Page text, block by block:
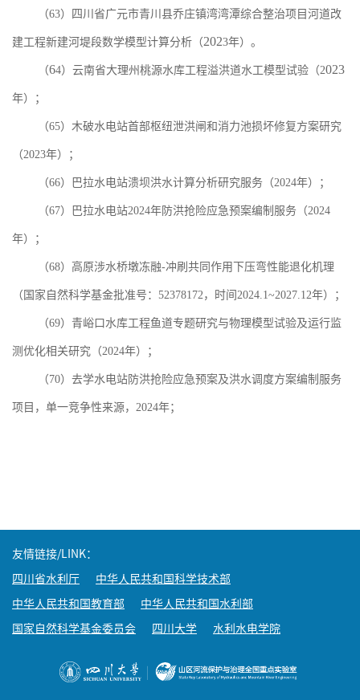
（63） 四川省广元市青川县乔庄镇湾湾潭综合整治项目河道改
建工程新建河堤段数学模型计算分析 （2023年）。
（64）云南省大理州桃源水库工程溢洪道水工模型试验（2023
年） ；
（65）木破水电站首部枢纽泄洪闸和消力池损坏修复方案研究
（2023年）；
（66）巴拉水电站溃坝洪水计算分析研究服务（2024年）；
（67）巴拉水电站2024年防洪抢险应急预案编制服务（2024
年）；
（68） 高原涉水桥墩冻融-冲刷共同作用下压弯性能退化机理
（ 国家自然科学基金批准号： 52378172 ，时间 2024.1~2027.12年） ；
（69）青峪口水库工程鱼道专题研究与物理模型试验及运行监
测优化相关研究（2024年）；
（70）去学水电站防洪抢险应急预案及洪水调度方案编制服务
项目，单一竞争性来源， 2024年；
友情链接/LINK：
四川省水利厅 中华人民共和国科学技术部
中华人民共和国教育部 中华人民共和国水利部
国家自然科学基金委员会 四川大学 水利水电学院